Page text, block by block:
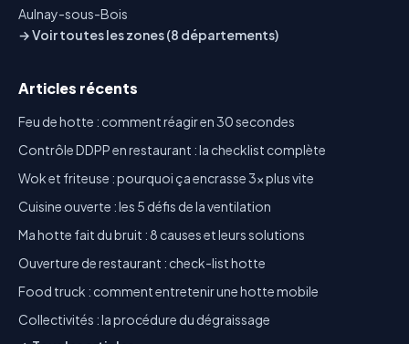
Aulnay-sous-Bois
→ Voir toutes les zones (8 départements)
Articles récents
Feu de hotte : comment réagir en 30 secondes
Contrôle DDPP en restaurant : la checklist complète
Wok et friteuse : pourquoi ça encrasse 3x plus vite
Cuisine ouverte : les 5 défis de la ventilation
Ma hotte fait du bruit : 8 causes et leurs solutions
Ouverture de restaurant : check-list hotte
Food truck : comment entretenir une hotte mobile
Collectivités : la procédure du dégraissage